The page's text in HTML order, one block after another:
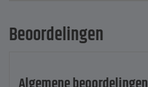
Beoordelingen